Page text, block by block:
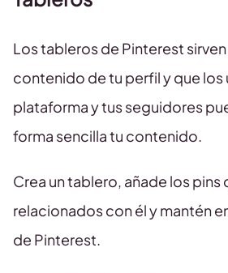
Los tableros de Pinterest
contenido de tu perfil y que los
plataforma y tus seguidores
forma sencilla tu contenido.
Crea un tablero, añade los pins
relacionados con él y mantén
de Pinterest.